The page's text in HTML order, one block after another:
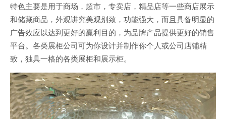
特色主要是用于商场，超市，专卖店，精品店等一些商店展示
和储藏商品，外观讲究美观别致，功能强大，而且具备明显的
广告效应以达到更好的赢利目的，为品牌产品提供更好的销售
平台。各类展柜公司可为你设计并制作你个人或公司店铺精
致，独具一格的各类展柜和展示柜。